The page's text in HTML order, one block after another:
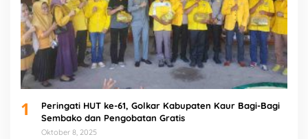
1
Peringati HUT ke-61, Golkar Kabupaten Kaur Bagi-Bagi
Sembako dan Pengobatan Gratis
Oktober 8, 2025